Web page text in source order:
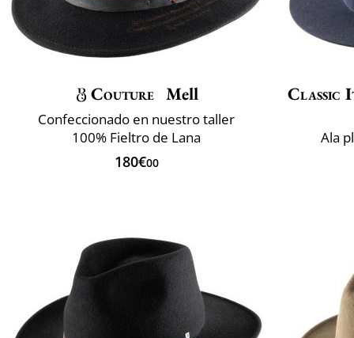
Couture Mell
Confeccionado en nuestro taller
100% Fieltro de Lana
180€00
Classic
Ala